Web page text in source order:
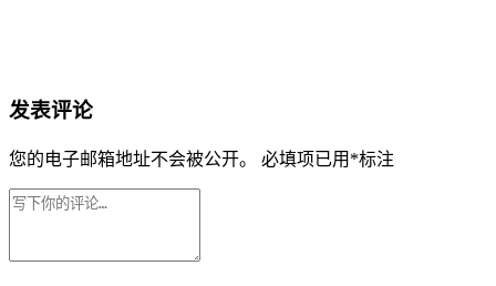
发表评论
您的电子邮箱地址不会被公开。 必填项已用 *标注